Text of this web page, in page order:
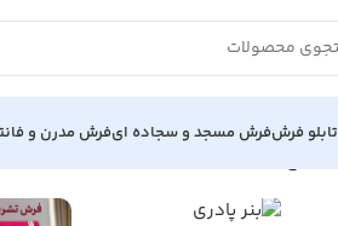
تابلو فرشفرش مسجد و سجاده ایفرش مدرن و